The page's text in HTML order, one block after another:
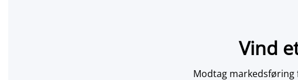
Vind
Modtag markedsføring